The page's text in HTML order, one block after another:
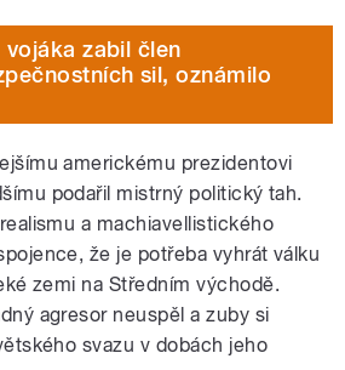
zabil člen
sil, oznámilo
americkému prezidentovi
podařil mistrný politický tah.
a machiavellistického
že je potřeba vyhrát válku
zemi na Středním východě.
agresor neuspěl a zuby si
svazu v dobách jeho